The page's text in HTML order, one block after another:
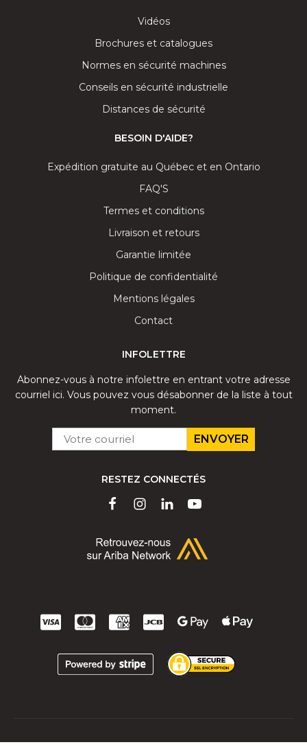
Vidéos
Brochures et catalogues
Normes en sécurité machines
Conseils en sécurité industrielle
Distances de sécurité
BESOIN D'AIDE?
Expédition gratuite au Québec et en Ontario
FAQ'S
Termes et conditions
Livraison et retours
Garantie limitée
Politique de confidentialité
Mentions légales
Contact
INFOLETTRE
Abonnez-vous à notre infolettre en entrant votre adresse
courriel ici. Vous pouvez vous désabonner de la liste à tout
moment.
EMAIL
*
RESTEZ CONNECTÉS